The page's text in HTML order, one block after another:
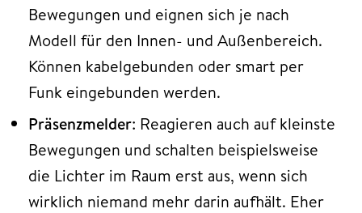
Bewegungen und eignen sich je nach
Modell für den Innen- und Außenbereich.
Können kabelgebunden oder smart per
Funk eingebunden werden.
Präsenzmelder: Reagieren auch auf kleinste
Bewegungen und schalten beispielsweise
die Lichter im Raum erst aus, wenn sich
wirklich niemand mehr darin aufhält. Eher